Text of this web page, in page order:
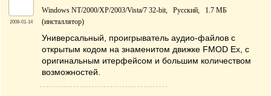
2008-01-14
Windows NT/2000/XP/2003/Vista/7 32-bit, Русский,
1.7 МБ
(инсталлятор)
Универсальный, проигрыватель аудио-файлов с
открытым кодом на знаменитом движке FMOD Ex, с
оригинальным итерфейсом и большим количеством
возможностей.